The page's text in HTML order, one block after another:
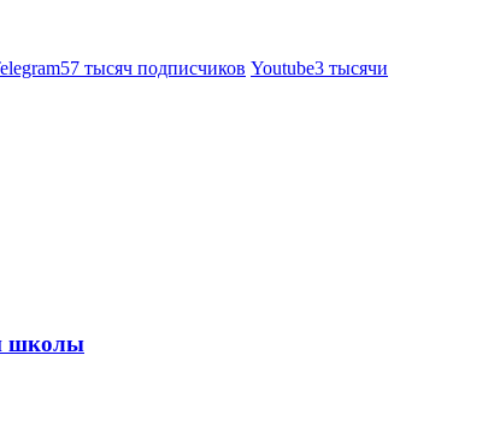
57 тысяч подписчиков Youtube3 тысячи
школы